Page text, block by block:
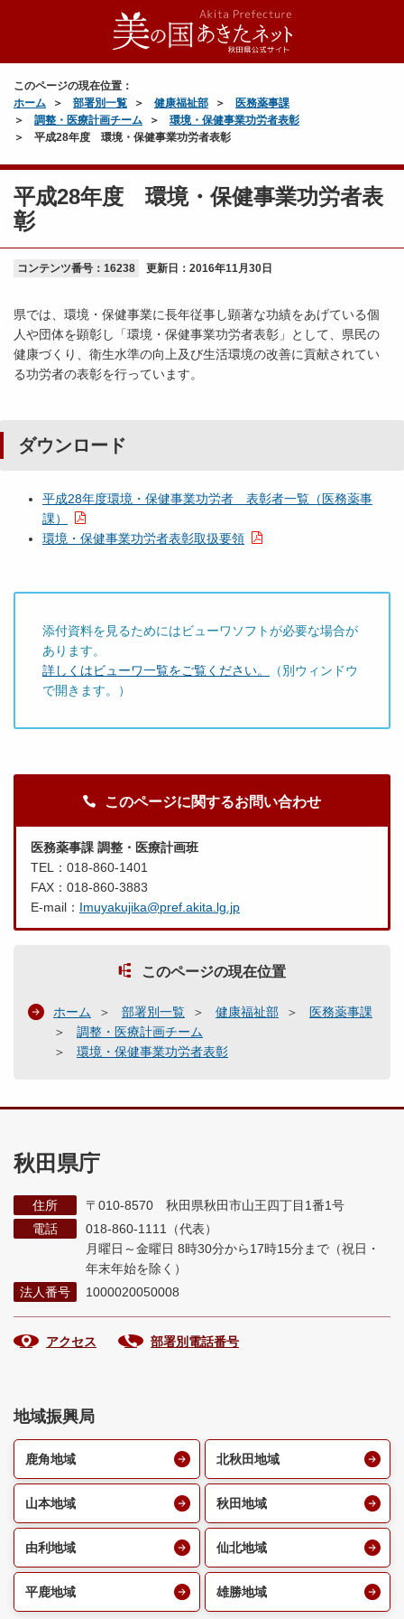
このページの現在位置：
ホーム
部署別一覧 健康福祉部
医務薬事課
調整・医療計画チーム
環境・保健事業功労者表彰
平成28年度 環境・保健事業功労者表彰
平成28年度 環境・保健事業功労者表
彰
コンテンツ番号：16238 更新日： 2016年11月30日
県では、環境・保健事業に長年従事し顕著な功績をあげている個
人や団体を顕彰し「環境・保健事業功労者表彰」として、県民の
健康づくり、衛生水準の向上及び生活環境の改善に貢献されてい
る功労者の表彰を行っています。
ダウンロード
平成28年度環境・保健事業功労者 表彰者一覧（医務薬事
課）
環境・保健事業功労者表彰取扱要領
添付資料を見るためにはビューワソフトが必要な場合が
あります。
詳しくはビューワ一覧をご覧ください。
（別ウィンドウ
で開きます。）
このページに関するお問い合わせ
医務薬事課 調整・医療計画班
TEL：018-860-1401
FAX：018-860-3883
E-mail： Imuyakujika@pref.akita.lg.jp
このページの現在位置
ホーム 部署別一覧 健康福祉部
医務薬事課
調整・医療計画チーム
環境・保健事業功労者表彰
秋田県庁
住所
〒010-8570 秋田県秋田市山王四丁目1番1号
電話
018-860-1111（代表）
月曜日～金曜日 8時30分から17時15分まで （祝日・
年末年始を除く）
法人番号
1000020050008
アクセス 部署別電話番号
地域振興局
鹿角地域 北秋田地域
山本地域 秋田地域
由利地域 仙北地域
平鹿地域 雄勝地域